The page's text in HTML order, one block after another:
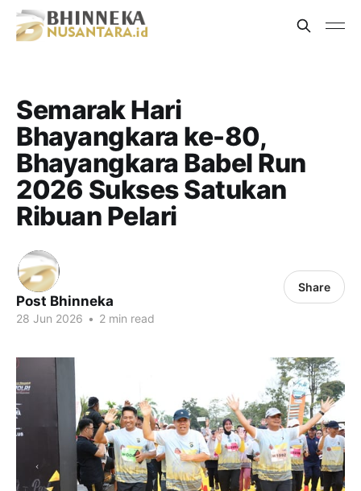
Semarak Hari
Bhayangkara ke-80,
Bhayangkara Babel Run
2026 Sukses Satukan
Ribuan Pelari
Post Bhinneka
28 Jun 2026 • 2 min read
Share